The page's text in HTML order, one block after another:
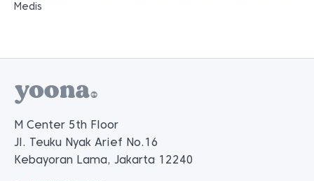
Medis
M Center 5th Floor
Jl. Teuku Nyak Arief No.16
Kebayoran Lama, Jakarta 12240